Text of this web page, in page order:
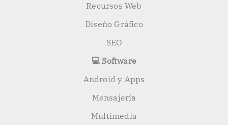
Recursos Web
Diseño Gráfico
SEO
💻 Software
Android y Apps
Mensajería
Multimedia